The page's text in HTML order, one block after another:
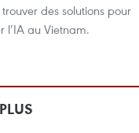
des solutions pour
l’IA au Vietnam.